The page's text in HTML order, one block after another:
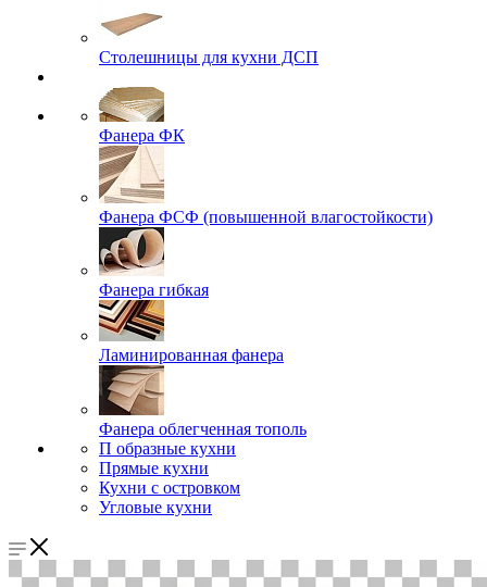
Столешницы для кухни ДСП
Фанера ФК
Фанера ФСФ (повышенной влагостойкости)
Фанера гибкая
Ламинированная фанера
Фанера облегченная тополь
П образные кухни
Прямые кухни
Кухни с островком
Угловые кухни